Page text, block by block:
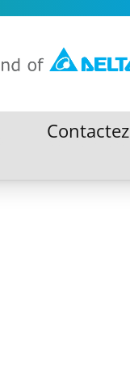
Contactez
Contactez